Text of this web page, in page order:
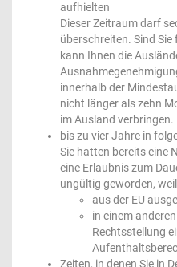
aufhielten
Dieser Zeitraum darf
überschreiten. Sind
kann Ihnen die
innerhalb der
nicht länger als zehn
im Ausland verbringen.
bis zu vier Jahre in
Sie hatten bereits eine
eine Erlaubnis zum
ungültig geworden,
aus der EU
in einem
Rechtsstellung
Zeiten, in denen Sie in